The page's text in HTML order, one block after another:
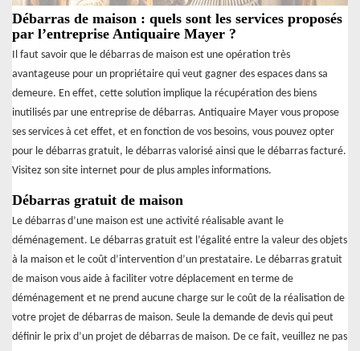
Débarras de maison : quels sont les services proposés
par l’entreprise Antiquaire Mayer ?
Il faut savoir que le débarras de maison est une opération très
avantageuse pour un propriétaire qui veut gagner des espaces dans sa
demeure. En effet, cette solution implique la récupération des biens
inutilisés par une entreprise de débarras. Antiquaire Mayer vous propose
ses services à cet effet, et en fonction de vos besoins, vous pouvez opter
pour le débarras gratuit, le débarras valorisé ainsi que le débarras facturé.
Visitez son site internet pour de plus amples informations.
Débarras gratuit de maison
Le débarras d’une maison est une activité réalisable avant le
déménagement. Le débarras gratuit est l’égalité entre la valeur des objets
à la maison et le coût d’intervention d’un prestataire. Le débarras gratuit
de maison vous aide à faciliter votre déplacement en terme de
déménagement et ne prend aucune charge sur le coût de la réalisation de
votre projet de débarras de maison. Seule la demande de devis qui peut
définir le prix d’un projet de débarras de maison. De ce fait, veuillez ne pas